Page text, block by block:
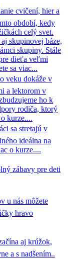
cvičení, hier a
období, kedy
celý svet.
skupinovej báze,
skupiny. Stále
dieťa veľmi
sa viac...
veku dokáže v
a lektorom v
ho k
rodiča, ktorý
kurze....
sa stretajú v
ideálna na
o kurze....
zábavy pre deti
u nás môžete
hravo
aj krúžok,
a s nadšením..